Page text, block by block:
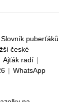
Slovník puberťáků
české
Ajťák radí |
| WhatsApp